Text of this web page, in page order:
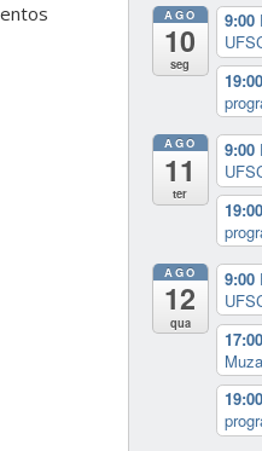
AGO
10
seg
9:00
19:00
AGO
11
ter
9:00
19:00
AGO
12
qua
9:00
17:00
19:00